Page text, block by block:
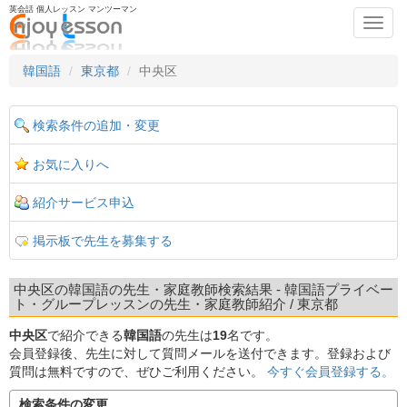
英会話 個人レッスン マンツーマン
韓国語
東京都 中央区
検索条件の追加・変更
お気に入りへ
紹介サービス申込
掲示板で先生を募集する
中央区の韓国語の先生・家庭教師検索結果 - 韓国語プライベー
ト・グループレッスンの先生・家庭教師紹介 / 東京都
中央区で紹介できる韓国語の先生は19名です。
会員登録後、先生に対して質問メールを送付できます。登録および
質問は無料ですので、ぜひご利用ください。 今すぐ会員登録する。